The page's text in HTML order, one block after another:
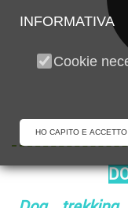
INFORMATIVA
Cookie
HO CAPITO E ACCETTO